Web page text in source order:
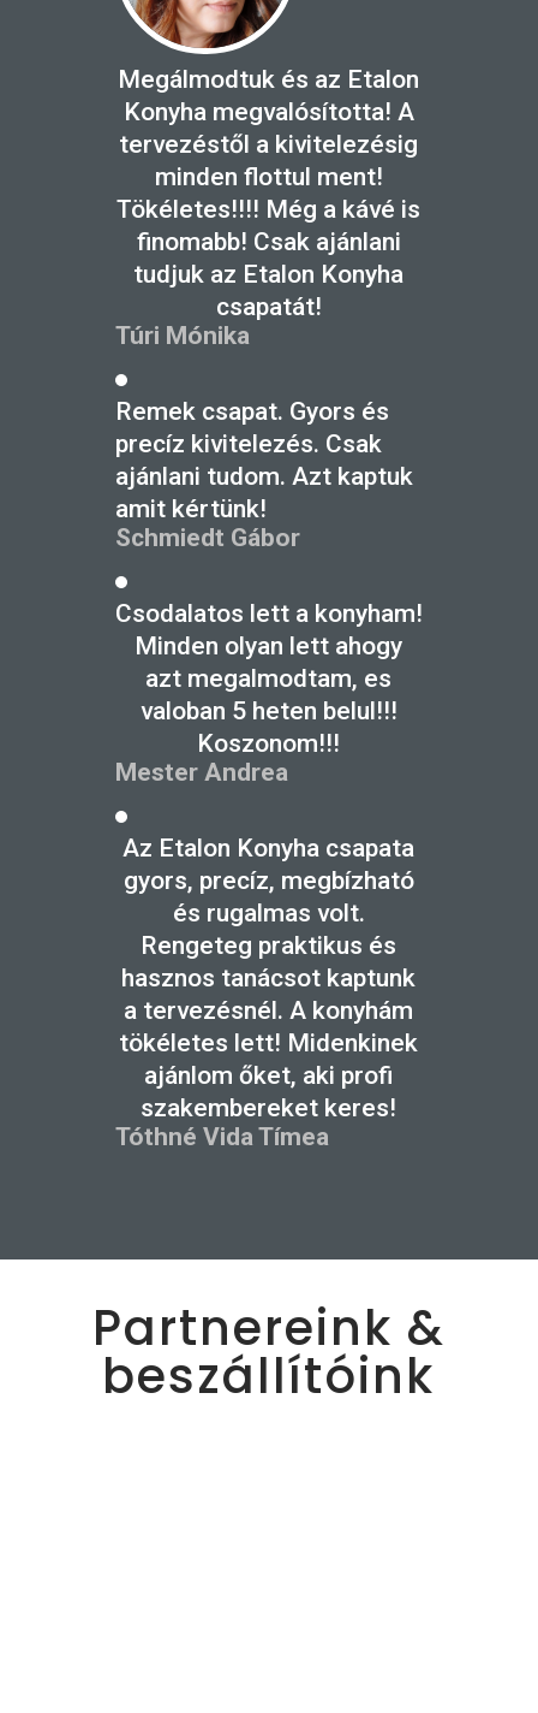
Megálmodtuk és az Etalon
Konyha megvalósította! A
tervezéstől a kivitelezésig
minden flottul ment!
Tökéletes!!!! Még a kávé is
finomabb! Csak ajánlani
tudjuk az Etalon Konyha
csapatát!
Túri Mónika
Remek csapat. Gyors és
precíz kivitelezés. Csak
ajánlani tudom. Azt kaptuk
amit kértünk!
Schmiedt Gábor
Csodalatos lett a konyham!
Minden olyan lett ahogy
azt megalmodtam, es
valoban 5 heten belul!!!
Koszonom!!!
Mester Andrea
Az Etalon Konyha csapata
gyors, precíz, megbízható
és rugalmas volt.
Rengeteg praktikus és
hasznos tanácsot kaptunk
a tervezésnél. A konyhám
tökéletes lett! Midenkinek
ajánlom őket, aki profi
szakembereket keres!
Tóthné Vida Tímea
Partnereink &
beszállítóink